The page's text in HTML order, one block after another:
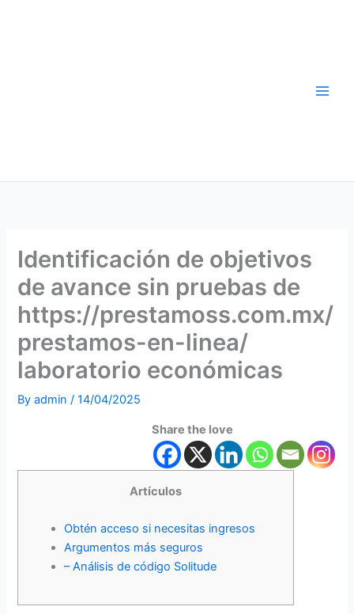
Identificación de objetivos
de avance sin pruebas de
https://prestamoss.com.mx/
prestamos-en-linea/
laboratorio económicas
Byadmin/14/04/2025
Share the love
Artículos
Obtén acceso si necesitas ingresos
Argumentos más seguros
– Análisis de código Solitude